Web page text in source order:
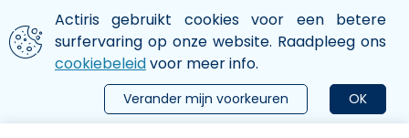
Aller au contenu principal
We gebruiken cookies
Actiris gebruikt cookies voor een betere
surfervaring op onze website. Raadpleeg ons
cookiebeleidvoor meer info.
OK
Verander mijn voorkeuren
le menu